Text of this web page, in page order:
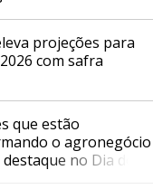
projeções para
com safra
que estão
o agronegócio
no Dia do